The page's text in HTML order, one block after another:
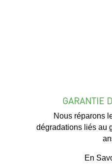
GARANTIE
Nous réparons
dégradations liés au
En